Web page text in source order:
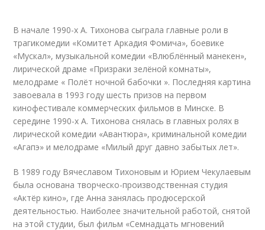
В начале 1990-х А. Тихонова сыграла главные роли в
трагикомедии «Комитет Аркадия Фомича», боевике
«Мускал», музыкальной комедии «Влюблённый манекен»,
лирической драме «Призраки зелёной комнаты»,
мелодраме « Полёт ночной бабочки ». Последняя картина
завоевала в 1993 году шесть призов на первом
кинофестивале коммерческих фильмов в Минске. В
середине 1990-х А. Тихонова снялась в главных ролях в
лирической комедии «Авантюра», криминальной комедии
«Агапэ» и мелодраме «Милый друг давно забытых лет».
В 1989 году Вячеславом Тихоновым и Юрием Чекулаевым
была основана творческо-производственная студия
«Актёр кино», где Анна занялась продюсерской
деятельностью. Наиболее значительной работой, снятой
на этой студии, был фильм «Семнадцать мгновений